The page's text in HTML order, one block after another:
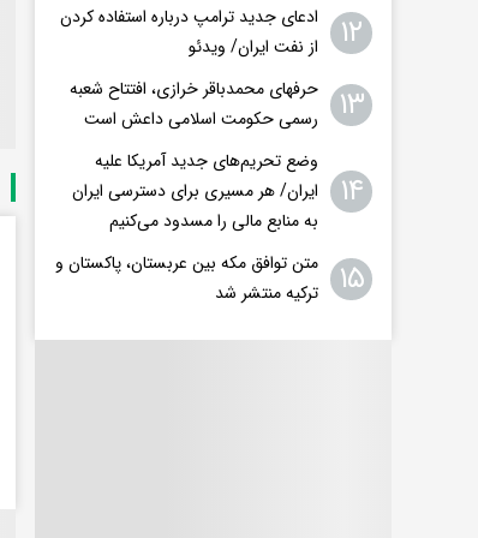
۱۲
ادعای جدید ترامپ درباره استفاده کردن
از نفت ایران/ ویدئو
۱۳
حرفهای محمدباقر خرازی، افتتاح شعبه
رسمی حکومت اسلامی داعش است
۱۴
وضع تحریم‌های جدید آمریکا علیه
ایران/ هر مسیری برای دسترسی ایران
به منابع مالی را مسدود می‌کنیم
۱۵
متن توافق مکه بین عربستان، پاکستان و
ترکیه منتشر شد